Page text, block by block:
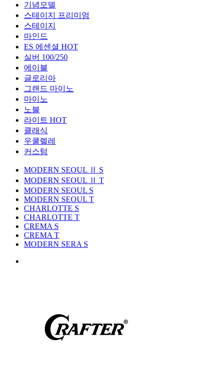
기념모델
스테이지 프리미엄
스테이지
마인드
ES 에센셜 HOT
실버 100/250
에이블
글로리아
그랜드 마이노
마이노
노블
라이트 HOT
클래식
우쿨렐레
커스텀
MODERN SEOUL Ⅱ S
MODERN SEOUL Ⅱ T
MODERN SEOUL S
MODERN SEOUL T
CHARLOTTE S
CHARLOTTE T
CREMA S
CREMA T
MODERN SERA S